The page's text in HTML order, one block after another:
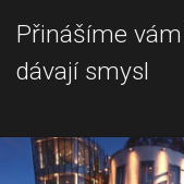
Přinášíme
dávají smysl